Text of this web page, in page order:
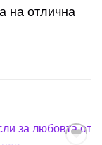
на отлична